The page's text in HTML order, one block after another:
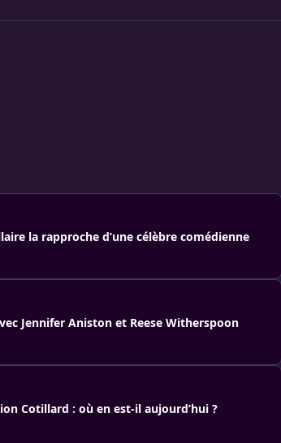
la rapproche d’une célèbre comédienne
Jennifer Aniston et Reese Witherspoon
Cotillard : où en est-il aujourd’hui ?